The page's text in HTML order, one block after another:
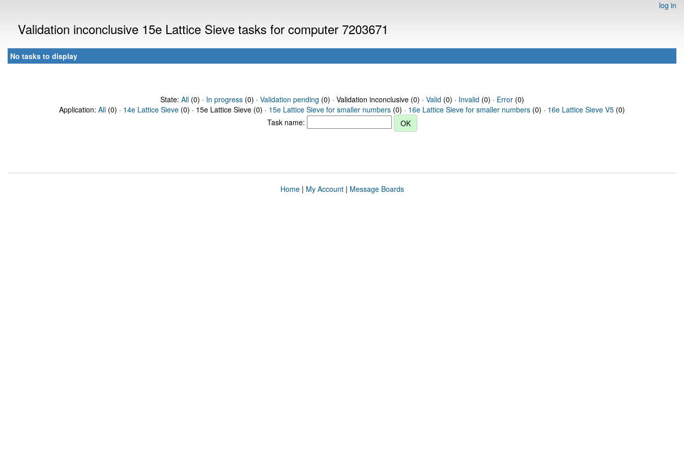
log in
Validation inconclusive 15e Lattice Sieve tasks for computer 7203671
No tasks to display
State: All(0) · In progress(0) · Validation pending (0) · Validation inconclusive (0) · Valid (0) · Invalid (0) · Error(0)
Application: All (0) · 14e Lattice Sieve (0) · 15e Lattice Sieve (0) · 15e Lattice Sieve for smaller numbers (0) · 16e Lattice Sieve for smaller numbers (0) · 16e Lattice Sieve V5 (0)
Task name:
Home| My Account| Message Boards